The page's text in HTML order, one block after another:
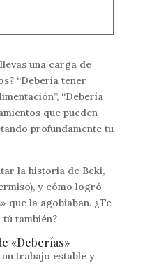
una carga de
“Debería tener
“Debería
que pueden
profundamente tu
la historia de Beki,
y cómo logró
que la agobiaban. ¿Te
también?
«Deberías»
trabajo estable y